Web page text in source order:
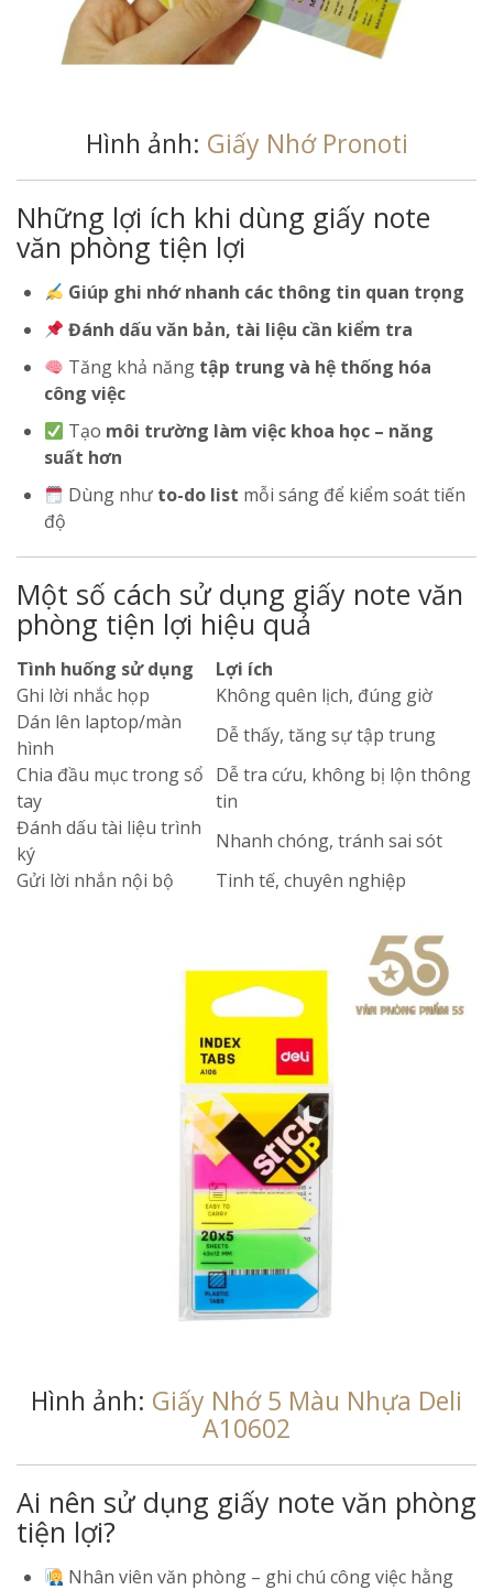
Hình ảnh: Giấy Nhớ Pronoti
Những lợi ích khi dùng giấy note
văn phòng tiện lợi
Giúp ghi nhớ nhanh các thông tin quan trọng
Đánh dấu văn bản, tài liệu cần kiểm tra
Tăng khả năng tập trung và hệ thống hóa
công việc
Tạo môi trường làm việc khoa học – năng
suất hơn
Dùng như to-do list mỗi sáng để kiểm soát tiến
độ
Một số cách sử dụng giấy note văn
phòng tiện lợi hiệu quả
Tình huống sử dụng
Lợi ích
Ghi lời nhắc họp
Không quên lịch, đúng giờ
Dán lên laptop/màn
hình
Dễ thấy, tăng sự tập trung
Chia đầu mục trong sổ
tay
Dễ tra cứu, không bị lộn thông
tin
Đánh dấu tài liệu trình
ký
Nhanh chóng, tránh sai sót
Gửi lời nhắn nội bộ
Tinh tế, chuyên nghiệp
Hình ảnh: Giấy Nhớ 5 Màu Nhựa Deli
A10602
Ai nên sử dụng giấy note văn phòng
tiện lợi?
Nhân viên văn phòng – ghi chú công việc hằng